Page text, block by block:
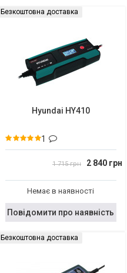
Безкоштовна доставка
Hyundai HY410
1
1 715 грн 2 840 грн
Немає в наявності
Повідомити про наявність
Безкоштовна доставка